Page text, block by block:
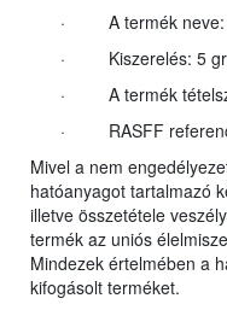
· A termék neve:
· Kiszerelés: 5 gr
· A termék
· RASFF
Mivel a nem
hatóanyagot tartalmazó
illetve összetétele
termék az uniós
Mindezek értelmében a
kifogásolt terméket.